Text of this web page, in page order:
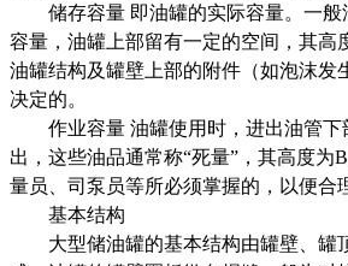
储存容量 即油罐的实际容量。一
容量，油罐上部留有一定的空间，其高
油罐结构及罐壁上部的附件（如泡沫发
决定的。
作业容量 油罐使用时，进出油管
出，这些油品通常称“死量”，其高度为
量员、司泵员等所必须掌握的，以便合
基本结构
大型储油罐的基本结构由罐壁、罐